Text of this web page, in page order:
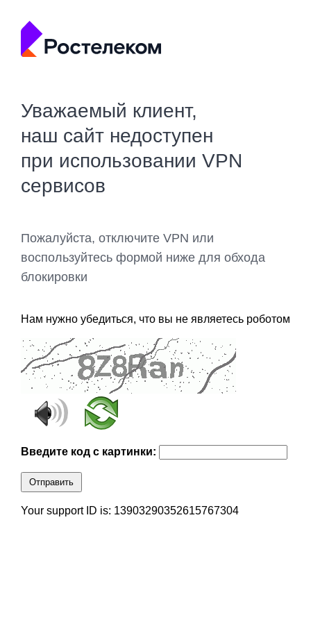
Уважаемый клиент,
наш сайт недоступен
при использовании VPN
сервисов
Пожалуйста, отключите VPN или
воспользуйтесь формой ниже для обхода
блокировки
Нам нужно убедиться, что вы не являетесь роботом
Введите код с картинки:
Отправить
Your support ID is: 13903290352615767304